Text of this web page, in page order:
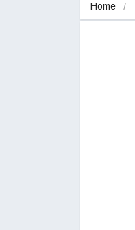
Home